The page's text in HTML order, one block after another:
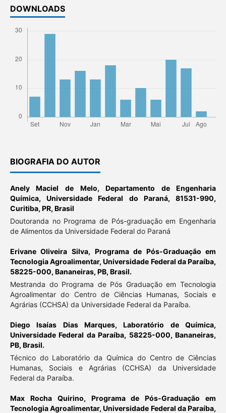
DOWNLOADS
BIOGRAFIA DO AUTOR
Anely Maciel de Melo,Departamento de Engenharia
Química, Universidade Federal do Paraná, 81531-990,
Curitiba, PR, Brasil
Doutoranda no Programa de Pós-graduação em Engenharia
de Alimentos da Universidade Federal do Paraná
Erivane Oliveira Silva, Programa de Pós-Graduação em
Tecnologia Agroalimentar, Universidade Federal da Paraíba,
58225-000, Bananeiras, PB, Brasil.
Mestranda do Programa de Pós Graduação em Tecnologia
Agroalimentar do Centro de Ciências Humanas, Sociais e
Agrárias (CCHSA) da Universidade Federal da Paraíba.
Diego Isaías Dias Marques,Laboratório de Química,
Universidade Federal da Paraíba, 58225-000, Bananeiras,
PB, Brasil.
Técnico do Laboratório da Química do Centro de Ciências
Humanas, Sociais e Agrárias (CCHSA) da Universidade
Federal da Paraíba.
Max Rocha Quirino, Programa de Pós-Graduação em
Tecnologia Agroalimentar, Universidade Federal da Paraíba,